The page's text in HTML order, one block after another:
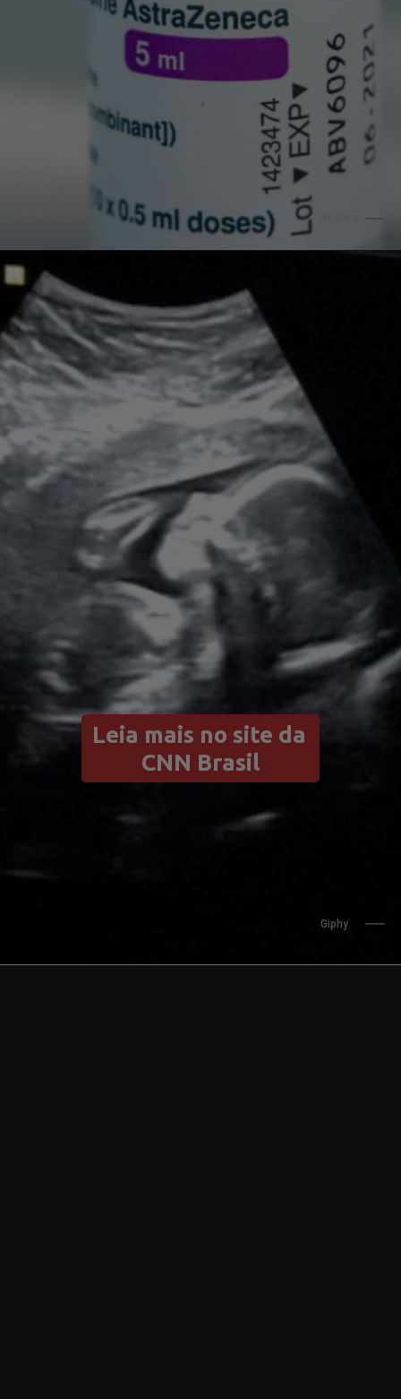
Leia mais no site da
CNN Brasil
Giphy